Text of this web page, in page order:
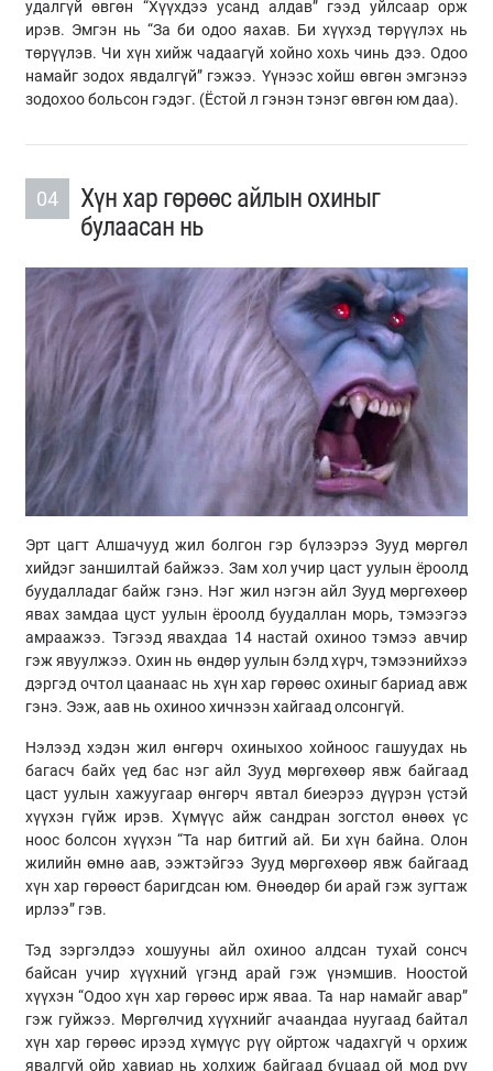
удалгүй өвгөн “Хүүхдээ усанд алдав” гээд уйлсаар орж
ирэв. Эмгэн нь “За би одоо яахав. Би хүүхэд төрүүлэх нь
төрүүлэв. Чи хүн хийж чадаагүй хойно хохь чинь дээ. Одоо
намайг зодох явдалгүй” гэжээ. Үүнээс хойш өвгөн эмгэнээ
зодохоо больсон гэдэг. (Ёстой л гэнэн тэнэг өвгөн юм даа).
04
Хүн хар гөрөөс айлын охиныг
булаасан нь
Эрт цагт Алшачууд жил болгон гэр бүлээрээ Зууд мөргөл
хийдэг заншилтай байжээ. Зам хол учир цаст уулын ёроолд
буудалладаг байж гэнэ. Нэг жил нэгэн айл Зууд мөргөхөөр
явах замдаа цуст уулын ёроолд буудаллан морь, тэмээгээ
амраажээ. Тэгээд явахдаа 14 настай охиноо тэмээ авчир
гэж явуулжээ. Охин нь өндөр уулын бэлд хүрч, тэмээнийхээ
дэргэд очтол цаанаас нь хүн хар гөрөөс охиныг бариад авж
гэнэ. Ээж, аав нь охиноо хичнээн хайгаад олсонгүй.
Нэлээд хэдэн жил өнгөрч охиныхоо хойноос гашуудах нь
багасч байх үед бас нэг айл Зууд мөргөхөөр явж байгаад
цаст уулын хажуугаар өнгөрч явтал биеэрээ дүүрэн үстэй
хүүхэн гүйж ирэв. Хүмүүс айж сандран зогстол өнөөх үс
ноос болсон хүүхэн “Та нар битгий ай. Би хүн байна. Олон
жилийн өмнө аав, ээжтэйгээ Зууд мөргөхөөр явж байгаад
хүн хар гөрөөст баригдсан юм. Өнөөдөр би арай гэж зугтаж
ирлээ” гэв.
Тэд зэргэлдээ хошууны айл охиноо алдсан тухай сонсч
байсан учир хүүхний үгэнд арай гэж үнэмшив. Ноостой
хүүхэн “Одоо хүн хар гөрөөс ирж яваа. Та нар намайг авар”
гэж гуйжээ. Мөргөлчид хүүхнийг ачаандаа нуугаад байтал
хүн хар гөрөөс ирээд хүмүүс рүү ойртож чадахгүй ч орхиж
явалгүй ойр хавиар нь холхиж байгаад буцаад ой мод руу